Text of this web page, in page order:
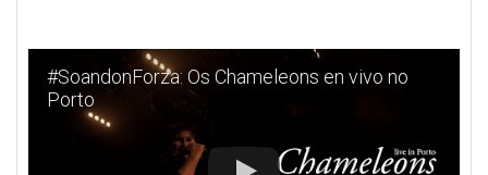
#SoandonForza: Os Chameleons en vivo no
Porto